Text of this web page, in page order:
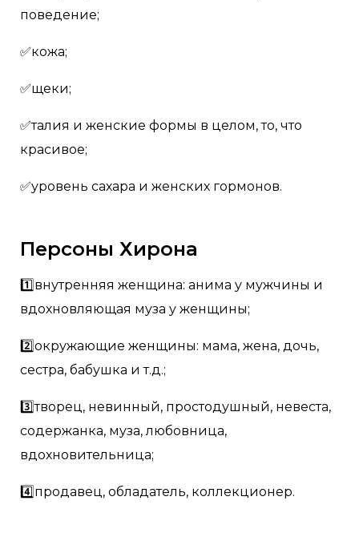
поведение;
✅кожа;
✅щеки;
✅талия и женские формы в целом, то, что
красивое;
✅уровень сахара и женских гормонов.
Персоны Хирона
1️⃣внутренняя женщина: анима у мужчины и
вдохновляющая муза у женщины;
2️⃣окружающие женщины: мама, жена, дочь,
сестра, бабушка и т.д.;
3️⃣творец, невинный, простодушный, невеста,
содержанка, муза, любовница,
вдохновительница;
4️⃣продавец, обладатель, коллекционер.